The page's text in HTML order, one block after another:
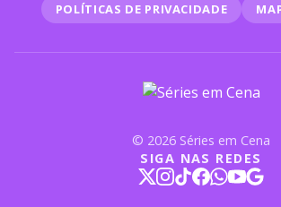
POLÍTICAS DE PRIVACIDADE
© 2026 Séries em Cena
SIGA NAS REDES